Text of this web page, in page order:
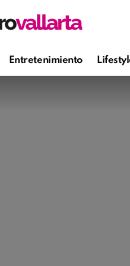
Entretenimiento